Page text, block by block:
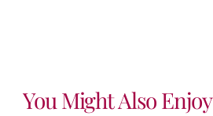
You Might Also Enjoy